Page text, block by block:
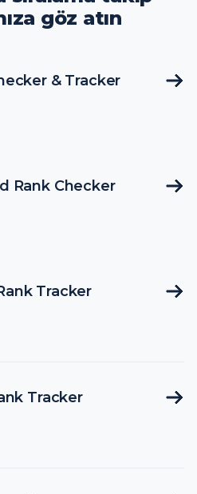
göz atın
& Tracker
Rank Checker
Tracker
Tracker